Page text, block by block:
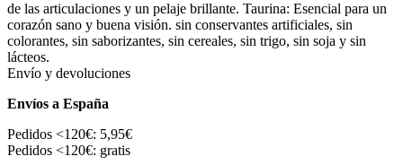
de las articulaciones y un pelaje brillante. Taurina: Esencial para un
corazón sano y buena visión. sin conservantes artificiales, sin
colorantes, sin saborizantes, sin cereales, sin trigo, sin soja y sin
lácteos.
Envío y devoluciones
Envíos a España
Pedidos <120€: 5,95€
Pedidos <120€: gratis